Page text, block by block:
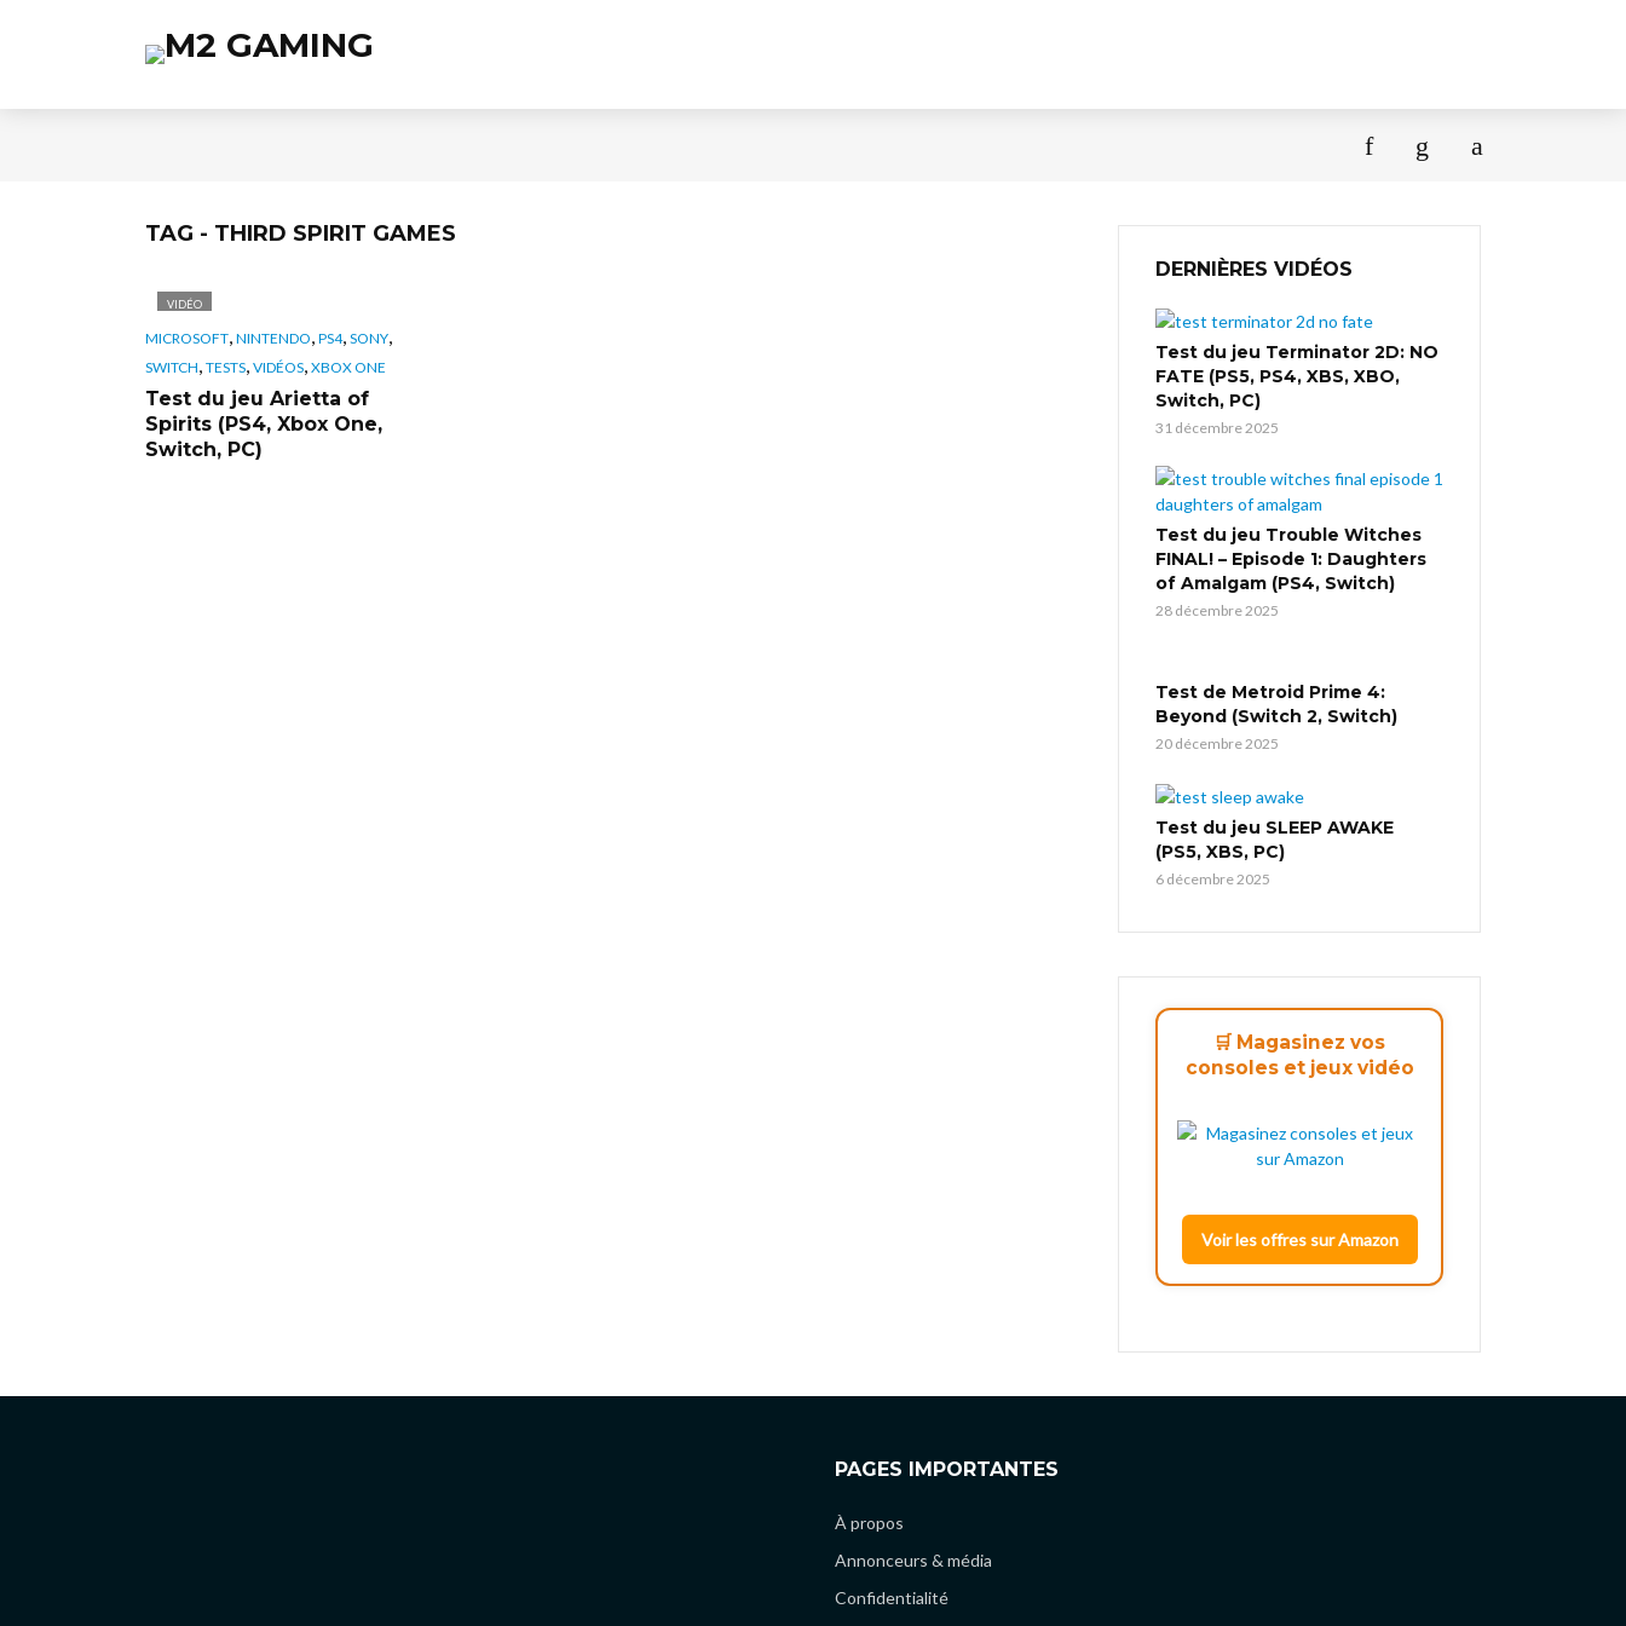
TAG - THIRD SPIRIT GAMES
VIDÉO
MICROSOFT, NINTENDO, PS4, SONY,
SWITCH, TESTS, VIDÉOS, XBOX ONE
Test du jeu Arietta of
Spirits (PS4, Xbox One,
Switch, PC)
DERNIÈRES VIDÉOS
Test du jeu Terminator 2D: NO
FATE (PS5, PS4, XBS, XBO,
Switch, PC)
31 décembre 2025
Test du jeu Trouble Witches
FINAL! – Episode 1: Daughters
of Amalgam (PS4, Switch)
28 décembre 2025
Test de Metroid Prime 4:
Beyond (Switch 2, Switch)
20 décembre 2025
Test du jeu SLEEP AWAKE
(PS5, XBS, PC)
6 décembre 2025
🛒 Magasinez vos
consoles et jeux vidéo
Voir les offres sur Amazon
PAGES IMPORTANTES
À propos
Annonceurs & média
Confidentialité